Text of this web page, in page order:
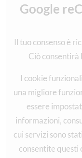
Google
Il tuo consenso è
Ciò consentirà
I cookie
una migliore
essere
informazioni,
cui servizi sono
consentite questi